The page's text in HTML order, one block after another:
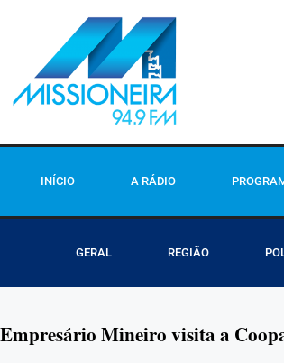
INÍCIO A RÁDIO
GERAL REGIÃO
Empresário Mineiro visita a